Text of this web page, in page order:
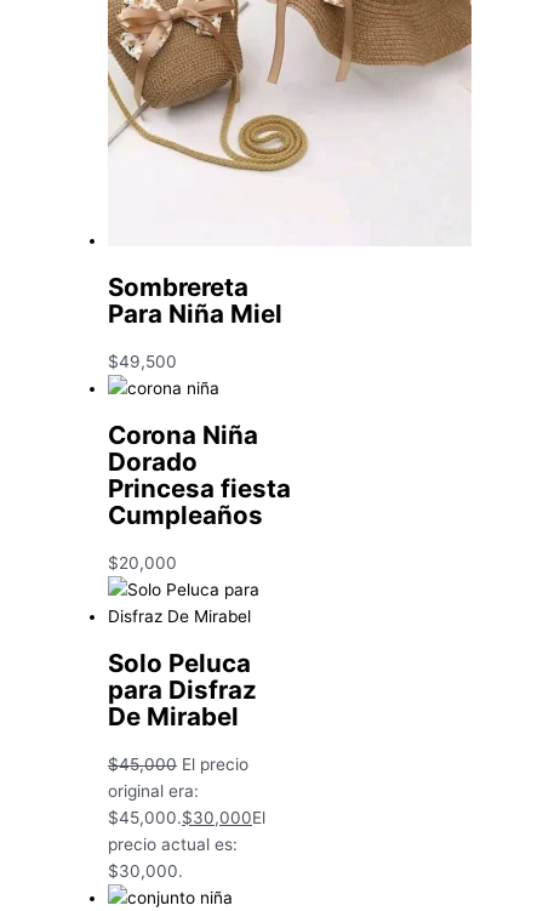
Sombrereta
Para Niña Miel
$49,500
Corona Niña
Dorado
Princesa fiesta
Cumpleaños
$20,000
Solo Peluca
para Disfraz
De Mirabel
$45,000 El precio
original era:
$45,000.$30,000El
precio actual es:
$30,000.